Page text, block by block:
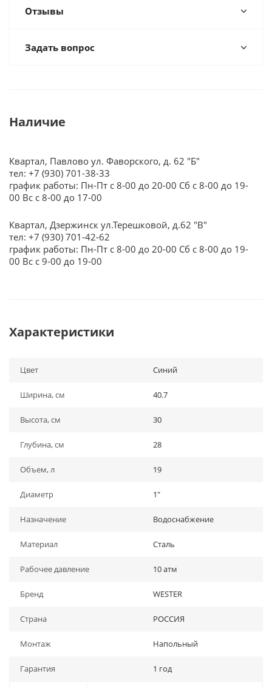
Отзывы
Задать вопрос
Наличие
Квартал, Павлово ул. Фаворского, д. 62 "Б"
тел: +7 (930) 701-38-33
график работы: Пн-Пт с 8-00 до 20-00 Сб с 8-00 до 19-
00 Вс с 8-00 до 17-00
Квартал, Дзержинск ул.Терешковой, д.62 "В"
тел: +7 (930) 701-42-62
график работы: Пн-Пт с 8-00 до 20-00 Сб с 8-00 до 19-
00 Вс с 9-00 до 19-00
Характеристики
Цвет Синий
Ширина, см 40.7
Высота, см 30
Глубина, см 28
Объем, л 19
Диаметр 1"
Назначение Водоснабжение
Материал Сталь
Рабочее давление 10 атм
Бренд WESTER
Страна РОССИЯ
Монтаж Напольный
Гарантия 1 год